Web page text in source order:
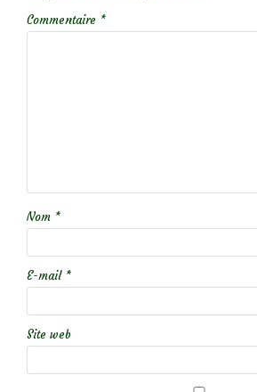
Commentaire *
Nom *
E-mail *
Site web